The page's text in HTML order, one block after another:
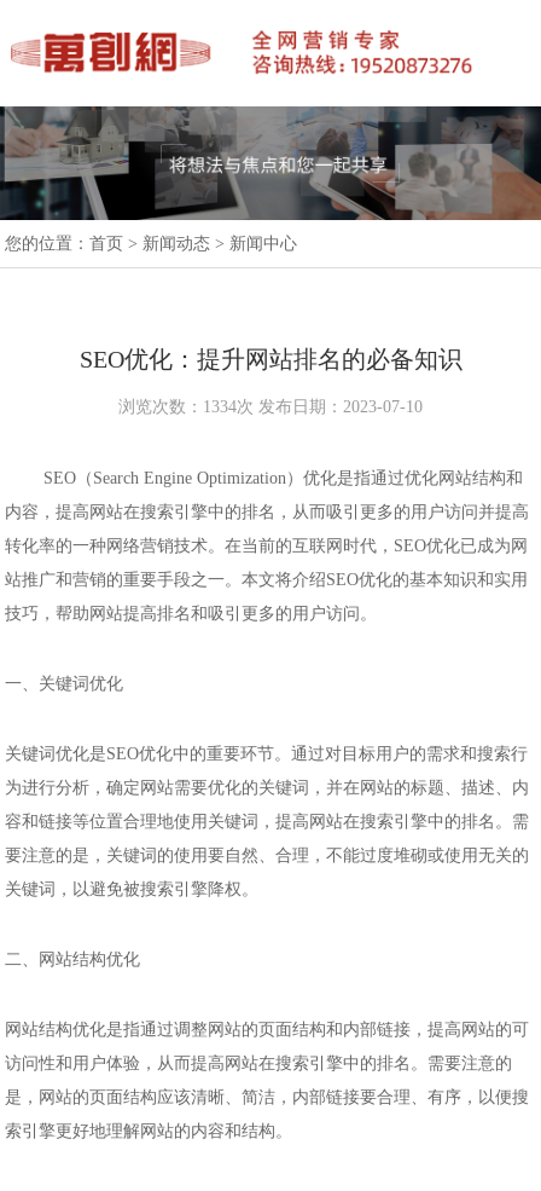
您的位置：首页 > 新闻动态 > 新闻中心
SEO优化：提升网站排名的必备知识
浏览次数：1334次 发布日期：2023-07-10
SEO（Search Engine Optimization）优化是指通过优化网站结构和
内容，提高网站在搜索引擎中的排名，从而吸引更多的用户访问并提高
转化率的一种网络营销技术。在当前的互联网时代，SEO优化已成为网
站推广和营销的重要手段之一。本文将介绍SEO优化的基本知识和实用
技巧，帮助网站提高排名和吸引更多的用户访问。
一、关键词优化
关键词优化是SEO优化中的重要环节。通过对目标用户的需求和搜索行
为进行分析，确定网站需要优化的关键词，并在网站的标题、描述、内
容和链接等位置合理地使用关键词，提高网站在搜索引擎中的排名。需
要注意的是，关键词的使用要自然、合理，不能过度堆砌或使用无关的
关键词，以避免被搜索引擎降权。
二、网站结构优化
网站结构优化是指通过调整网站的页面结构和内部链接，提高网站的可
访问性和用户体验，从而提高网站在搜索引擎中的排名。需要注意的
是，网站的页面结构应该清晰、简洁，内部链接要合理、有序，以便搜
索引擎更好地理解网站的内容和结构。